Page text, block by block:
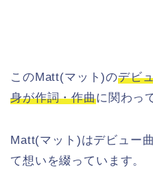
このMatt(マット)のデビ
身が作詞・作曲に関わっ
Matt(マット)はデビュー
て想いを綴っています。